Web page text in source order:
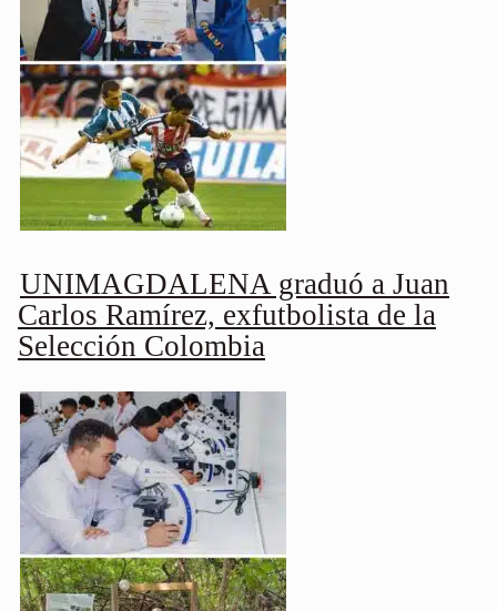
UNIMAGDALENA graduó a Juan
Carlos Ramírez, exfutbolista de la
Selección Colombia